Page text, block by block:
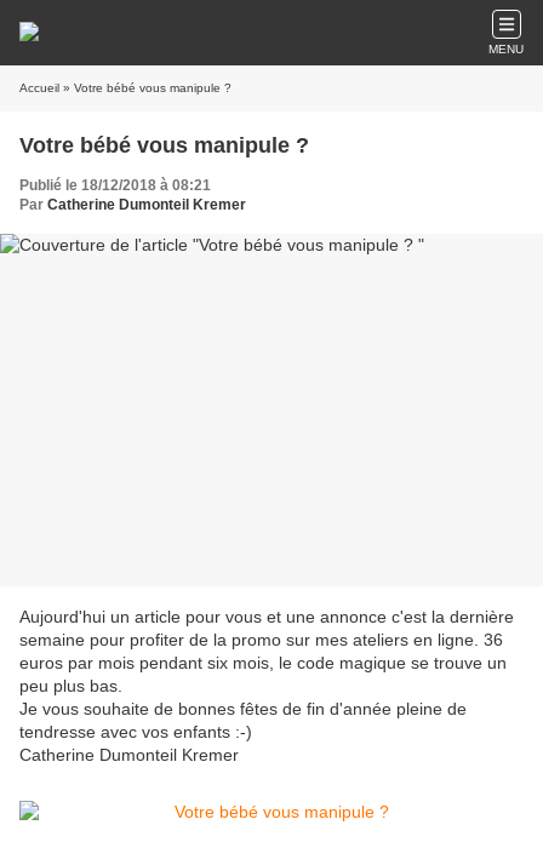
MENU
Accueil » Votre bébé vous manipule ?
Votre bébé vous manipule ?
Publié le 18/12/2018 à 08:21
Par Catherine Dumonteil Kremer
Aujourd'hui un article pour vous et une annonce c'est la dernière
semaine pour profiter de la promo sur mes ateliers en ligne. 36
euros par mois pendant six mois, le code magique se trouve un
peu plus bas.
Je vous souhaite de bonnes fêtes de fin d'année pleine de
tendresse avec vos enfants :-)
Catherine Dumonteil Kremer